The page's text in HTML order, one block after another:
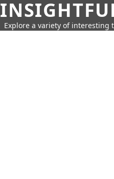
Explore a variety of interesting